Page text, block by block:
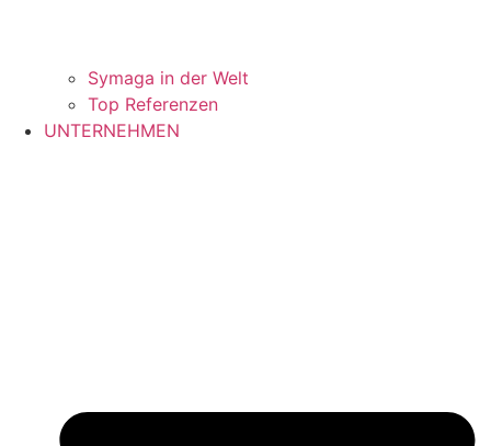
Symaga in der Welt
Top Referenzen
UNTERNEHMEN